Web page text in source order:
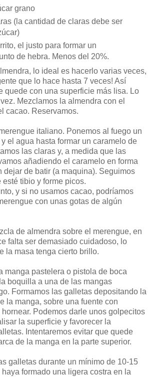
grano
(la cantidad de claras debe ser
el justo para formar un
de hebra. Menos del 20%.
lo ideal es hacerlo varias veces,
que lo hace hasta 7 veces! Así
quede con una superficie más lisa. Lo
Mezclamos la almendra con el
cacao. Reservamos.
italiano. Ponemos al fuego un
el agua hasta formar un caramelo de
las claras y, a medida que las
añadiendo el caramelo en forma
dejar de batir (a maquina). Seguimos
esté tibio y forme picos.
y si no usamos cacao, podríamos
con unas gotas de algún
de almendra sobre el merengue, en
falta ser demasiado cuidadoso, lo
la masa tenga cierto brillo.
manga pastelera o pistola de boca
boquilla a una de las mangas
Formamos las galletas depositando la
la manga, sobre una fuente con
Podemos darle unos golpecitos
la superficie y favorecer la
Intentaremos evitar que quede
de la manga en la parte superior.
galletas durante un mínimo de 10-15
formado una ligera costra en la